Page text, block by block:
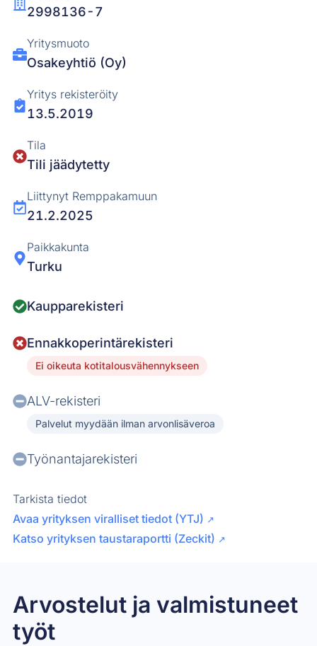
2998136-7
Yritysmuoto
Osakeyhtiö (Oy)
Yritys rekisteröity
13.5.2019
Tila
Tili jäädytetty
Liittynyt Remppakamuun
21.2.2025
Paikkakunta
Turku
Kaupparekisteri
Ennakkoperintärekisteri
Ei oikeuta kotitalousvähennykseen
ALV-rekisteri
Palvelut myydään ilman arvonlisäveroa
Työnantajarekisteri
Tarkista tiedot
Avaa yrityksen viralliset tiedot (YTJ) ↗
Katso yrityksen taustaraportti (Zeckit) ↗
Arvostelut ja valmistuneet
työt​